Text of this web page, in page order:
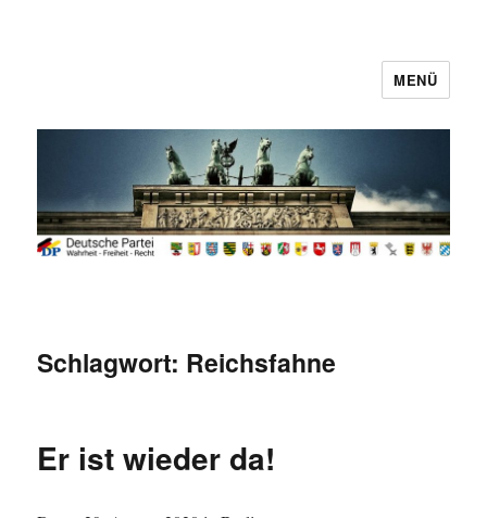
MENÜ
Schlagwort: Reichsfahne
Er ist wieder da!